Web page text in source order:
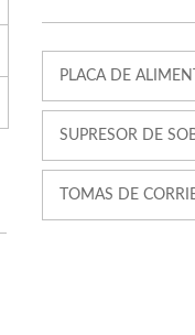
PLACA DE
SUPRESOR DE
TOMAS DE